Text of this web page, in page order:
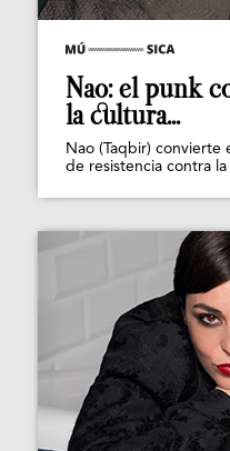
Nao: el punk
la cultura...
Nao (Taqbir) convierte
de resistencia contra